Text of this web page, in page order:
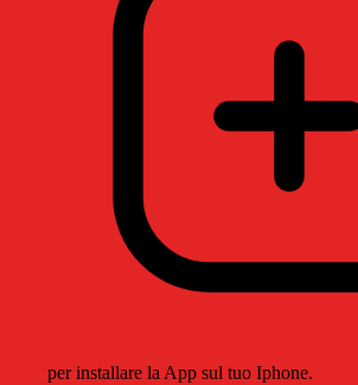
per installare la App sul tuo Iphone.